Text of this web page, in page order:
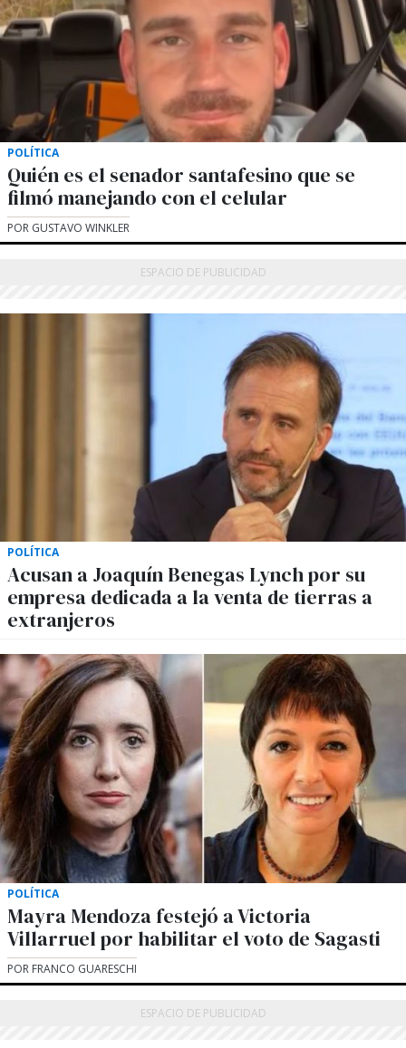
POLÍTICA
Quién es el senador santafesino que se
filmó manejando con el celular
POR GUSTAVO WINKLER
POLÍTICA
Acusan a Joaquín Benegas Lynch por su
empresa dedicada a la venta de tierras a
extranjeros
POLÍTICA
Mayra Mendoza festejó a Victoria
Villarruel por habilitar el voto de Sagasti
POR FRANCO GUARESCHI